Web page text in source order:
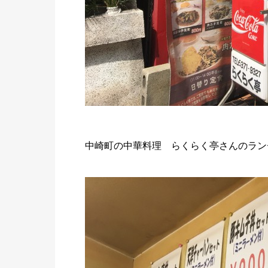
中崎町の中華料理 らくらく亭さんのラ